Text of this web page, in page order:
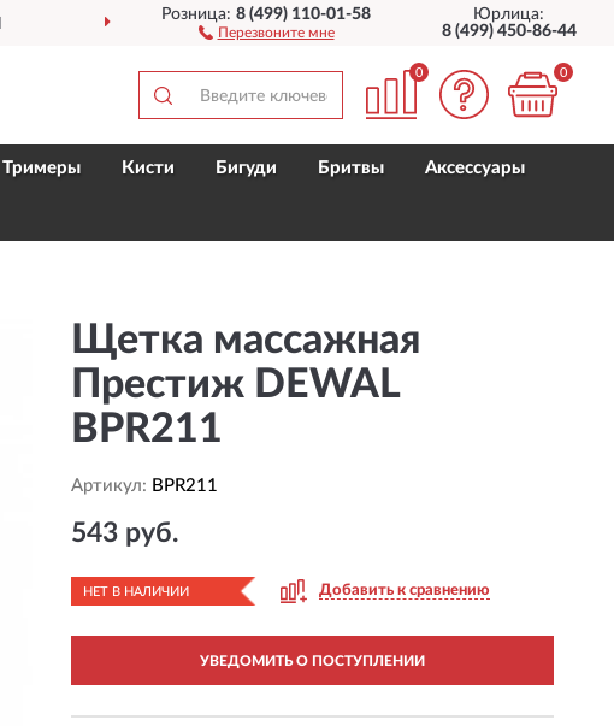
ДОСТАВИМ ПО ВСЕЙ РОССИИ
Розница:8 (499) 110-01-58
Перезвоните мне
Юрлица:
8 (499) 450-86-44
0 0
Тримеры Кисти Бигуди Бритвы Аксессуары
Щетка массажная
Престиж DEWAL
BPR211
Артикул: BPR211
543 руб.
НЕТ В НАЛИЧИИ Добавить к сравнению
УВЕДОМИТЬ О ПОСТУПЛЕНИИ